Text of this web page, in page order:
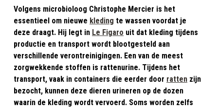
Volgens microbioloog Christophe Mercier is het
essentieel om nieuwe kleding te wassen voordat je
deze draagt. Hij legt in Le Figaro uit dat kleding tijdens
productie en transport wordt blootgesteld aan
verschillende verontreinigingen. Een van de meest
zorgwekkende stoffen is rattenurine. Tijdens het
transport, vaak in containers die eerder door ratten zijn
bezocht, kunnen deze dieren urineren op de dozen
waarin de kleding wordt vervoerd. Soms worden zelfs